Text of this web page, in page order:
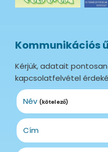
Kommunikációs
Kérjük, adatait
kapcsolatfelvétel
Név (kötelező)
Cím